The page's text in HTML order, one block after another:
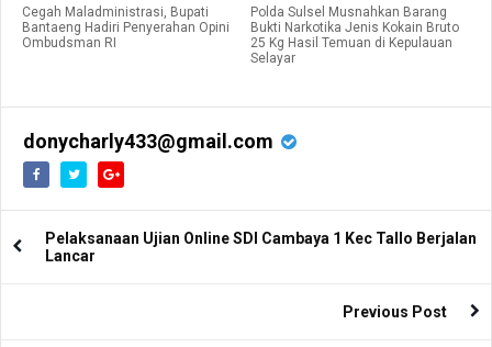
Cegah Maladministrasi, Bupati
Bantaeng Hadiri Penyerahan Opini
Ombudsman RI
Polda Sulsel Musnahkan Barang
Bukti Narkotika Jenis Kokain Bruto
25 Kg Hasil Temuan di Kepulauan
Selayar
donycharly433@gmail.com
Pelaksanaan Ujian Online SDI Cambaya 1 Kec Tallo Berjalan
Lancar
Previous Post